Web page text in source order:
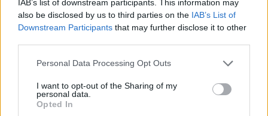
IAB’s list of downstream participants. This information may
also be disclosed by us to third parties on the IAB’s List of
Downstream Participants that may further disclose it to other
Please note that this website/app uses one or more Google
not limited to your visit or usage behaviour. You may click to
grant or deny consent to Google and its third-party tags to
use your data for below specified purposes in below Google
Personal Data Processing Opt Outs
I want to opt-out of the Sharing of my
personal data.
Opted In
viszonyba lépni, amelyik már eleve biztos alapokkal
és rengeteg tapasztalattal rendelkezik a szakirányú
továbbképzések területén. A BKF-en olyan
szakembereket találtunk magunk mellé, akik a
tudják biztosítani a hallgatók számára. Ez
mindenképp garancia egy hiteles képzésre.